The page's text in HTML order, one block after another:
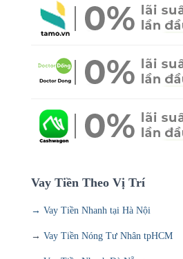
Vay Tiền Theo Vị Trí
→ Vay Tiền Nhanh tại Hà Nội
→ Vay Tiền Nóng Tư Nhân tpHCM